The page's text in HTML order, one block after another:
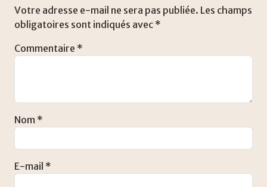
Votre adresse e-mail ne sera pas publiée. Les champs
obligatoires sont indiqués avec *
Commentaire *
Nom *
E-mail *